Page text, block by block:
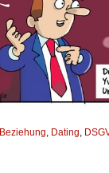
Beziehung, Dating,